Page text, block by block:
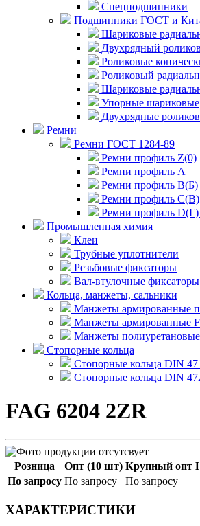
Спецподшипники
Подшипники ГОСТ и
Шариковые
Двухрядный
Роликовые
Роликовый
Шариковые
Упорные шариковые
Двухрядные
Ремни
Ремни ГОСТ 1284-89
Ремни профиль Z(0)
Ремни профиль А
Ремни профиль В(Б)
Ремни профиль С(В)
Ремни профиль
Промышленная химия
Клеи
Трубные уплотнители
Резьбовые фиксаторы
Вал-втулочные фиксаторы
Кольца, манжеты, сальники
Манжеты армированные
Манжеты армированные
Манжеты
Стопорные кольца
Стопорные кольца DIN
Стопорные кольца DIN
FAG 6204 2ZR
Розница Опт (10 шт) Крупный опт
По запросу По запросу По запросу
ХАРАКТЕРИСТИКИ